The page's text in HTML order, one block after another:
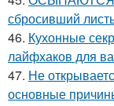
сбросивший
46. Кухонные
лайфхаков для
47. Не
основные